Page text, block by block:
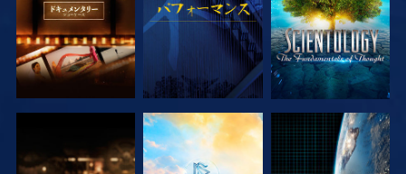
シリーズを探求 シリーズを探求 観る